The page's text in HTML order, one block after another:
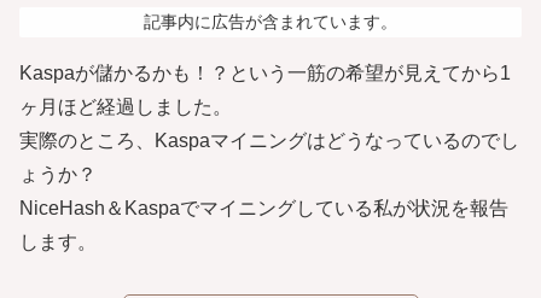
記事内に広告が含まれています。
Kaspaが儲かるかも！？という一筋の希望が見えてから1
ヶ月ほど経過しました。
実際のところ、Kaspaマイニングはどうなっているのでし
ょうか？
NiceHash＆Kaspaでマイニングしている私が状況を報告
します。